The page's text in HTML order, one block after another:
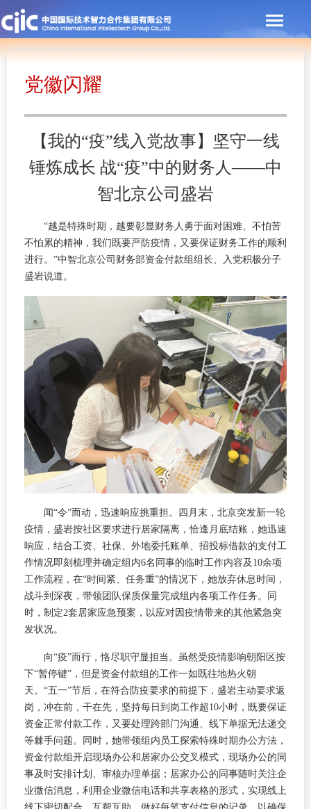
党徽闪耀
【我的“疫”线入党故事】坚守一线
锤炼成长 战“疫”中的财务人——中
智北京公司盛岩
“越是特殊时期，越要彰显财务人勇于面对困难、不怕苦
不怕累的精神，我们既要严防疫情，又要保证财务工作的顺利
进行。”中智北京公司财务部资金付款组组长、入党积极分子
盛岩说道。
闻“令”而动，迅速响应挑重担。四月末，北京突发新一轮
疫情，盛岩按社区要求进行居家隔离，恰逢月底结账，她迅速
响应，结合工资、社保、外地委托账单、招投标借款的支付工
作情况即刻梳理并确定组内6名同事的临时工作内容及10余项
工作流程，在“时间紧、任务重”的情况下，她放弃休息时间，
战斗到深夜，带领团队保质保量完成组内各项工作任务。同
时，制定2套居家应急预案，以应对因疫情带来的其他紧急突
发状况。
向“疫”而行，恪尽职守显担当。虽然受疫情影响朝阳区按
下“暂停键”，但是资金付款组的工作一如既往地热火朝
天。“五一”节后，在符合防疫要求的前提下，盛岩主动要求返
岗，冲在前，干在先，坚持每日到岗工作超10小时，既要保证
资金正常付款工作，又要处理跨部门沟通、线下单据无法递交
等棘手问题。同时，她带领组内员工探索特殊时期办公方法，
资金付款组开启现场办公和居家办公交叉模式，现场办公的同
事及时安排计划、审核办理单据；居家办公的同事随时关注企
业微信消息，利用企业微信电话和共享表格的形式，实现线上
线下密切配合，互帮互助，做好每笔支付信息的记录，以确保